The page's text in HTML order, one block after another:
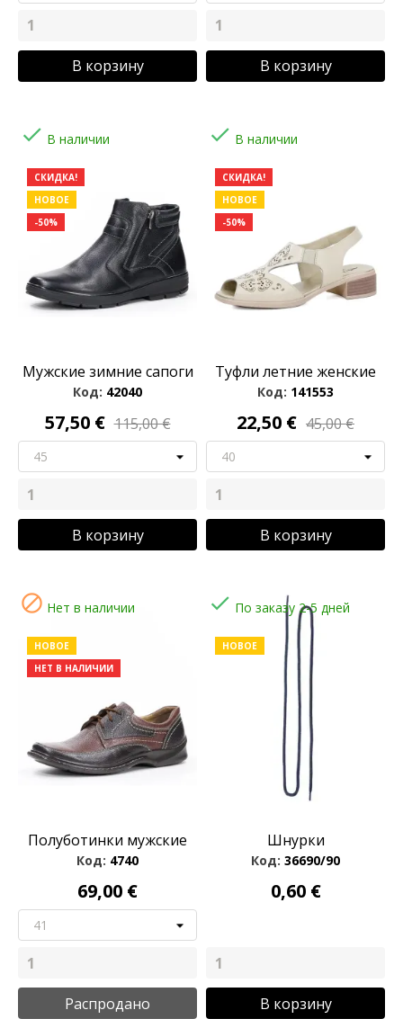
В корзину В корзину
 В наличии
СКИДКА!
НОВОЕ
-50%
Мужские зимние сапоги
Код: 42040
57,50 € 115,00 €
В корзину
 В наличии
СКИДКА!
НОВОЕ
-50%
Туфли летние женские
Код: 141553
22,50 € 45,00 €
В корзину
 Нет в наличии
НОВОЕ
НЕТ В НАЛИЧИИ
Полуботинки мужские
Код: 4740
69,00 €
Распродано
 По заказу 2-5 дней
НОВОЕ
Шнурки
Код: 36690/90
0,60 €
В корзину